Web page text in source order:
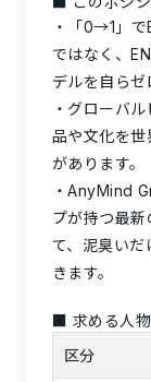
「0→1」で
ではなく、
デルを自らゼ
グローバル
品や文化を世
があります。
AnyMind
プが持つ最
て、泥臭いだ
きます。
■ 求める人
区分